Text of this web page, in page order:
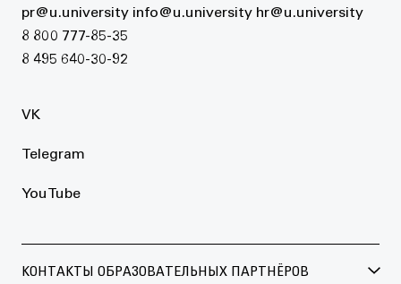
pr@u.university info@u.university hr@u.university
8 800 777-85-35
8 495 640-30-92
VK
Telegram
YouTube
КОНТАКТЫ ОБРАЗОВАТЕЛЬНЫХ ПАРТНЁРОВ